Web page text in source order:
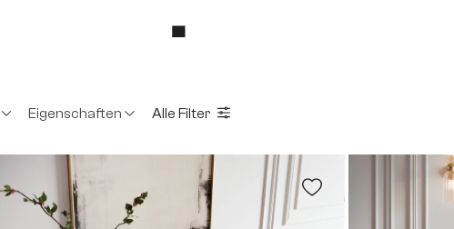
.
Eigenschaften Alle Filter